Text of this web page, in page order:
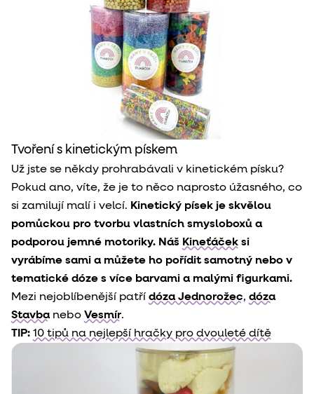
Tvoření s kinetickým pískem
Už jste se někdy prohrabávali v kinetickém písku?
Pokud ano, víte, že je to něco naprosto úžasného, co
si zamilují malí i velcí. Kinetický písek je skvělou
pomůckou pro tvorbu vlastních smysloboxů a
podporou jemné motoriky. Náš Kineťáček si
vyrábíme sami a můžete ho pořídit samotný nebo v
tematické dóze s více barvami a malými figurkami.
Mezi nejoblíbenější patří dóza Jednorožec, dóza
Stavba nebo Vesmír.
TIP: 10 tipů na nejlepší hračky pro dvouleté dítě